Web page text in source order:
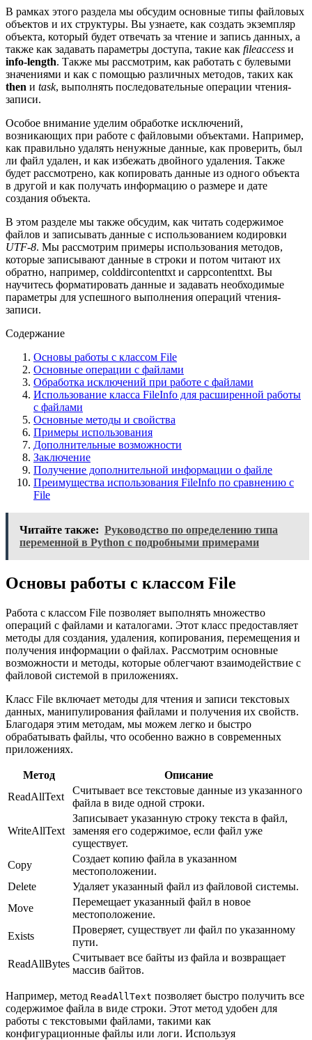
В рамках этого раздела мы обсудим основные типы файловых
объектов и их структуры. Вы узнаете, как создать экземпляр
объекта, который будет отвечать за чтение и запись данных, а
также как задавать параметры доступа, такие как fileaccess и
info-length. Также мы рассмотрим, как работать с булевыми
значениями и как с помощью различных методов, таких как
then и task, выполнять последовательные операции чтения-
записи.
Особое внимание уделим обработке исключений,
возникающих при работе с файловыми объектами. Например,
как правильно удалять ненужные данные, как проверить, был
ли файл удален, и как избежать двойного удаления. Также
будет рассмотрено, как копировать данные из одного объекта
в другой и как получать информацию о размере и дате
создания объекта.
В этом разделе мы также обсудим, как читать содержимое
файлов и записывать данные с использованием кодировки
UTF-8. Мы рассмотрим примеры использования методов,
которые записывают данные в строки и потом читают их
обратно, например, colddircontenttxt и cappcontenttxt. Вы
научитесь форматировать данные и задавать необходимые
параметры для успешного выполнения операций чтения-
записи.
Содержание
Основы работы с классом File
Основные операции с файлами
Обработка исключений при работе с файлами
Использование класса FileInfo для расширенной работы
с файлами
Основные методы и свойства
Примеры использования
Дополнительные возможности
Заключение
Получение дополнительной информации о файле
Преимущества использования FileInfo по сравнению с
File
Читайте также: Руководство по определению типа
переменной в Python с подробными примерами
Основы работы с классом File
Работа с классом File позволяет выполнять множество
операций с файлами и каталогами. Этот класс предоставляет
методы для создания, удаления, копирования, перемещения и
получения информации о файлах. Рассмотрим основные
возможности и методы, которые облегчают взаимодействие с
файловой системой в приложениях.
Класс File включает методы для чтения и записи текстовых
данных, манипулирования файлами и получения их свойств.
Благодаря этим методам, мы можем легко и быстро
обрабатывать файлы, что особенно важно в современных
приложениях.
Метод
Описание
ReadAllText
Считывает все текстовые данные из указанного
файла в виде одной строки.
WriteAllText
Записывает указанную строку текста в файл,
заменяя его содержимое, если файл уже
существует.
Copy
Создает копию файла в указанном
местоположении.
Delete
Удаляет указанный файл из файловой системы.
Move
Перемещает указанный файл в новое
местоположение.
Exists
Проверяет, существует ли файл по указанному
пути.
ReadAllBytes
Считывает все байты из файла и возвращает
массив байтов.
Например, метод ReadAllText позволяет быстро получить все
содержимое файла в виде строки. Этот метод удобен для
работы с текстовыми файлами, такими как
конфигурационные файлы или логи. Используя